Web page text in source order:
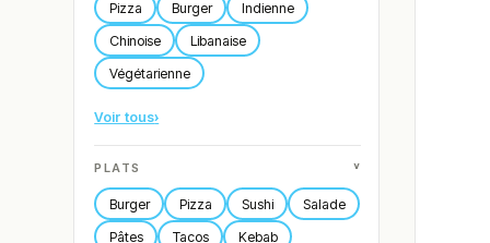
Pizza
Burger
Indienne
Chinoise
Libanaise
Végétarienne
Voir tous›
PLATS ˅
Burger Pizza Sushi
Salade
Pâtes
Tacos
Kebab